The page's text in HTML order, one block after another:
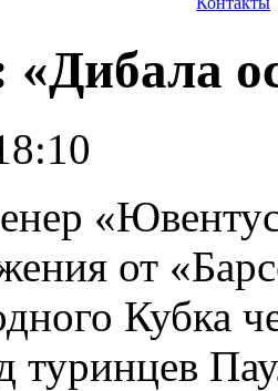
от
Кубка
туринцев